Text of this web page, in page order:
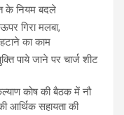
के नियम बदले
गिरा मलबा,
का काम
पाये जाने पर चार्ज शीट
कोष की बैठक में नौ
आर्थिक सहायता की